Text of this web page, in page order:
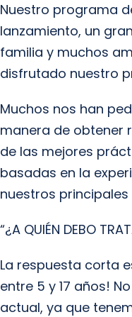
Nuestro programa
lanzamiento, un
familia y muchos
disfrutado nuestro
Muchos nos han
manera de obtener
de las mejores
basadas en la
nuestros
“¿A QUIÉN DEBO
La respuesta corta
entre 5 y 17 años!
actual, ya que